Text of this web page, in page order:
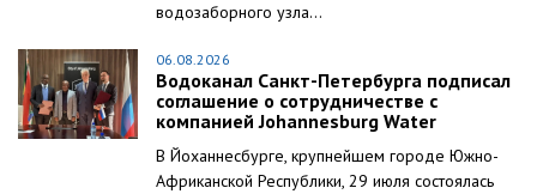
водозаборного узла...
06.08.2026
Водоканал Санкт-Петербурга подписал
соглашение о сотрудничестве с
компанией Johannesburg Water
В Йоханнесбурге, крупнейшем городе Южно-
Африканской Республики, 29 июля состоялась